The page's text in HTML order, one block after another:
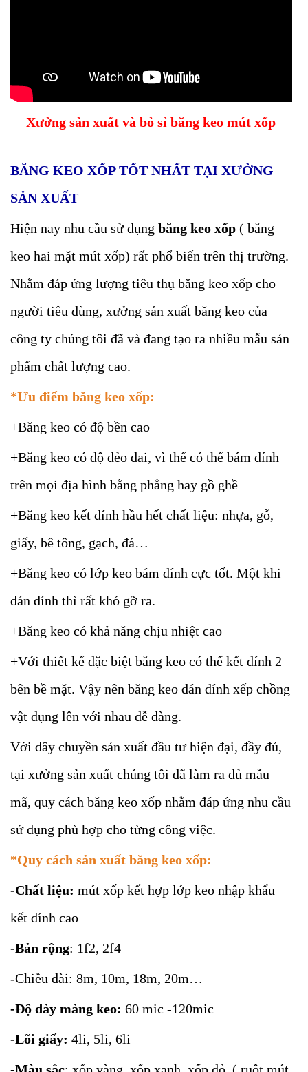
Xưởng sản xuất và bỏ sỉ băng keo mút xốp
BĂNG KEO XỐP TỐT NHẤT TẠI XƯỞNG
SẢN XUẤT
Hiện nay nhu cầu sử dụng băng keo xốp ( băng
keo hai mặt mút xốp) rất phổ biến trên thị trường.
Nhằm đáp ứng lượng tiêu thụ băng keo xốp cho
người tiêu dùng, xưởng sản xuất băng keo của
công ty chúng tôi đã và đang tạo ra nhiều mẫu sản
phẩm chất lượng cao.
*Ưu điểm băng keo xốp:
+Băng keo có độ bền cao
+Băng keo có độ dẻo dai, vì thế có thể bám dính
trên mọi địa hình bằng phẳng hay gồ ghề
+Băng keo kết dính hầu hết chất liệu: nhựa, gỗ,
giấy, bê tông, gạch, đá…
+Băng keo có lớp keo bám dính cực tốt. Một khi
dán dính thì rất khó gỡ ra.
+Băng keo có khả năng chịu nhiệt cao
+Với thiết kế đặc biệt băng keo có thể kết dính 2
bên bề mặt. Vậy nên băng keo dán dính xếp chồng
vật dụng lên với nhau dễ dàng.
Với dây chuyền sản xuất đầu tư hiện đại, đầy đủ,
tại xưởng sản xuất chúng tôi đã làm ra đủ mẫu
mã, quy cách băng keo xốp nhằm đáp ứng nhu cầu
sử dụng phù hợp cho từng công việc.
*Quy cách sản xuất băng keo xốp:
-Chất liệu: mút xốp kết hợp lớp keo nhập khẩu
kết dính cao
-Bản rộng: 1f2, 2f4
-Chiều dài: 8m, 10m, 18m, 20m…
-Độ dày màng keo: 60 mic -120mic
-Lõi giấy: 4li, 5li, 6li